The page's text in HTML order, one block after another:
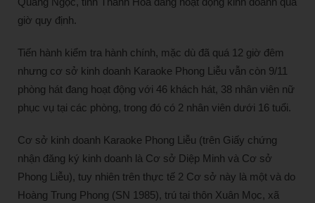
giờ quy định.
Tiến hành kiểm tra hành chính, mặc dù đã quá 12 giờ đêm
nhưng cơ sở kinh doanh Karaoke Phong Liễu vẫn còn 9/11
phòng hát đang hoạt động với 46 khách hát, 38 nhân viên nữ
phục vụ tại các phòng, trong đó có 2 nhân viên dưới 16 tuổi.
Cơ sở kinh doanh Karaoke Phong Liễu (trên Giấy chứng
nhận đăng ký kinh doanh là Cơ sở Diệp Minh và Cơ sở
Phong Liễu), tuy nhiên trên thực tế 2 Cơ sở này là một và do
Hoàng Trung Phong (SN 1985), trú tại thôn Xuân Mọc, xã